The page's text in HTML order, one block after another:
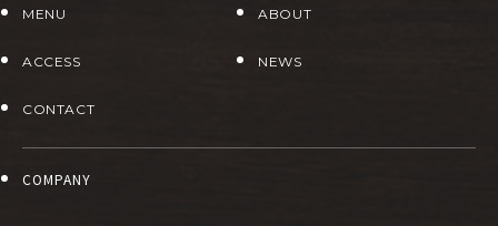
MENU ABOUT
ACCESS NEWS
CONTACT
COMPANY